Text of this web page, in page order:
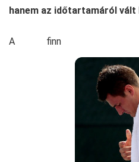
hanem az időtartamáról vált
A finn